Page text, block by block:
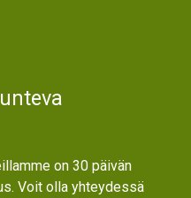
on 30 päivän
Voit olla yhteydessä